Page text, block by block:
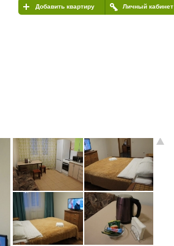
Личный кабинет
Добавить квартиру